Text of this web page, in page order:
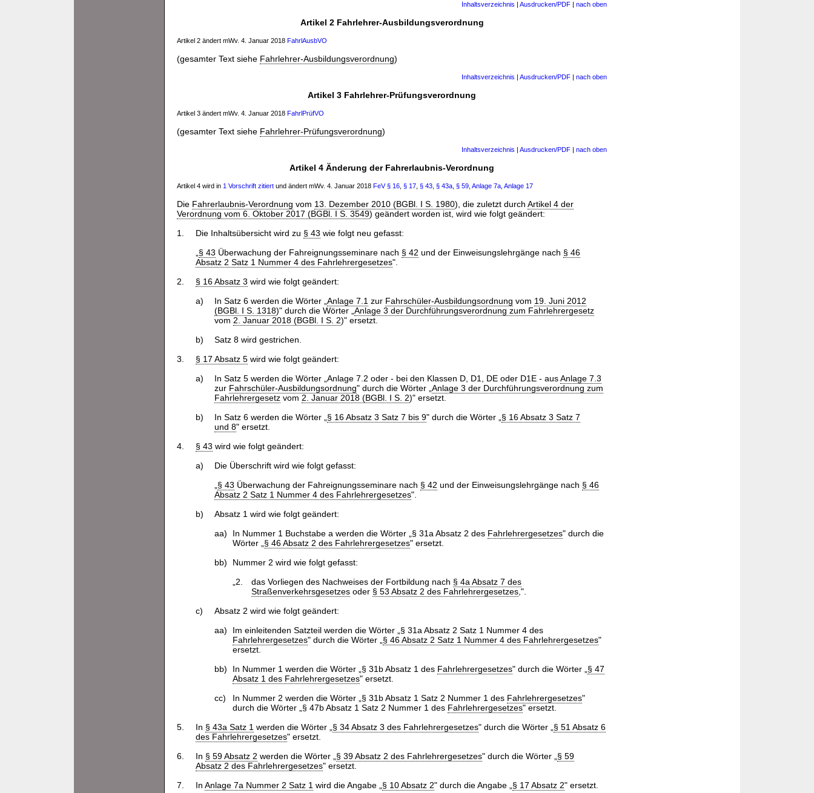
Inhaltsverzeichnis | Ausdrucken/PDF | nach oben
Artikel 2 Fahrlehrer-Ausbildungsverordnung
Artikel 2 ändert mWv. 4. Januar 2018 FahrlAusbVO
(gesamter Text siehe Fahrlehrer-Ausbildungsverordnung)
Inhaltsverzeichnis | Ausdrucken/PDF | nach oben
Artikel 3 Fahrlehrer-Prüfungsverordnung
Artikel 3 ändert mWv. 4. Januar 2018 FahrlPrüfVO
(gesamter Text siehe Fahrlehrer-Prüfungsverordnung)
Inhaltsverzeichnis | Ausdrucken/PDF | nach oben
Artikel 4 Änderung der Fahrerlaubnis-Verordnung
Artikel 4 wird in 1 Vorschrift zitiert und ändert mWv. 4. Januar 2018 FeV § 16 § 17 § 43 § 43a § 59 Anlage 7a Anlage 17
Die Fahrerlaubnis-Verordnung vom 13. Dezember 2010 (BGBl. I S. 1980), die zuletzt durch Artikel 4 der
Verordnung vom 6. Oktober 2017 (BGBl. I S. 3549) geändert worden ist, wird wie folgt geändert:
1.
Die Inhaltsübersicht wird zu § 43 wie folgt neu gefasst:
§ 43 Überwachung der Fahreignungsseminare nach § 42 und der Einweisungslehrgänge nach § 46
Absatz 2 Satz 1 Nummer 4 des Fahrlehrergesetzes".
2.
§ 16 Absatz 3 wird wie folgt geändert:
a)
In Satz 6 werden die Wörter „ Anlage 7.1 zur Fahrschüler-Ausbildungsordnung vom 19. Juni 2012
(BGBl. I S. 1318)" durch die Wörter „ Anlage 3 der Durchführungsverordnung zum Fahrlehrergesetz
vom 2. Januar 2018 (BGBl. I S. 2)" ersetzt.
b)
Satz 8 wird gestrichen.
3.
§ 17 Absatz 5wird wie folgt geändert:
a)
In Satz 5 werden die Wörter „Anlage 7.2 oder - bei den Klassen D, D1, DE oder D1E - ausAnlage 7.3
zur Fahrschüler-Ausbildungsordnung" durch die Wörter „ Anlage 3 der Durchführungsverordnung zum
Fahrlehrergesetzvom 2. Januar 2018 (BGBl. I S. 2)" ersetzt.
b)
In Satz 6 werden die Wörter „ § 16 Absatz 3 Satz 7 bis 9" durch die Wörter „ § 16 Absatz 3 Satz 7
und 8" ersetzt.
4.
§ 43 wird wie folgt geändert:
a)
Die Überschrift wird wie folgt gefasst:
§ 43 Überwachung der Fahreignungsseminare nach § 42 und der Einweisungslehrgänge nach § 46
Absatz 2 Satz 1 Nummer 4 des Fahrlehrergesetzes".
b)
Absatz 1 wird wie folgt geändert:
aa)
In Nummer 1 Buchstabe a werden die Wörter „§ 31a Absatz 2 des Fahrlehrergesetzes" durch die
Wörter „ § 46 Absatz 2 des Fahrlehrergesetzes" ersetzt.
bb)
Nummer 2 wird wie folgt gefasst:
„2.
das Vorliegen des Nachweises der Fortbildung nach § 4a Absatz 7 des
Straßenverkehrsgesetzes oder § 53 Absatz 2 des Fahrlehrergesetzes ,".
c)
Absatz 2 wird wie folgt geändert:
aa)
Im einleitenden Satzteil werden die Wörter „§ 31a Absatz 2 Satz 1 Nummer 4 des
Fahrlehrergesetzes" durch die Wörter „ § 46 Absatz 2 Satz 1 Nummer 4 des Fahrlehrergesetzes"
ersetzt.
bb)
In Nummer 1 werden die Wörter „§ 31b Absatz 1 des Fahrlehrergesetzes" durch die Wörter „ § 47
Absatz 1 des Fahrlehrergesetzes" ersetzt.
cc)
In Nummer 2 werden die Wörter „§ 31b Absatz 1 Satz 2 Nummer 1 des Fahrlehrergesetzes"
durch die Wörter „§ 47b Absatz 1 Satz 2 Nummer 1 des Fahrlehrergesetzes" ersetzt.
5.
In § 43a Satz 1 werden die Wörter „ § 34 Absatz 3 des Fahrlehrergesetzes" durch die Wörter „ § 51 Absatz 6
des Fahrlehrergesetzes" ersetzt.
6.
In § 59 Absatz 2 werden die Wörter „ § 39 Absatz 2 des Fahrlehrergesetzes" durch die Wörter „ § 59
Absatz 2 des Fahrlehrergesetzes" ersetzt.
7.
In Anlage 7a Nummer 2 Satz 1 wird die Angabe „ § 10 Absatz 2" durch die Angabe „ § 17 Absatz 2" ersetzt.